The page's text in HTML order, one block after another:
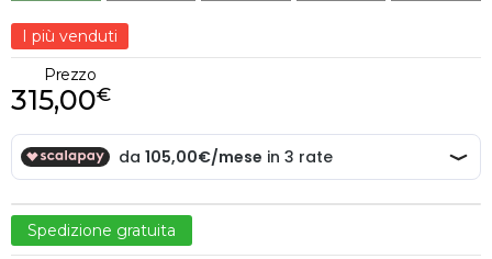
I più venduti
Prezzo
€
315,00
Spedizione gratuita